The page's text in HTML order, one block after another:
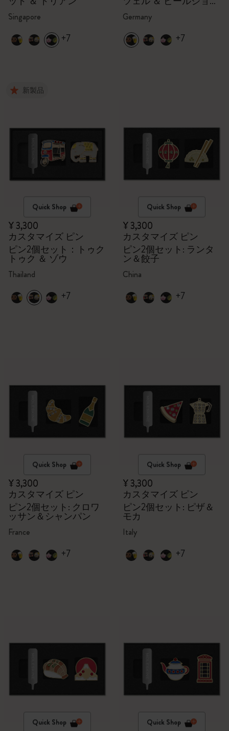
Singapore
+7
キ
Germany
+7
新製品
Quick Shop
¥ 3,300
カスタマイズ ピン
ピン2個セット：トゥク
トゥク ＆ ゾウ
Thailand
+7
Quick Shop
¥ 3,300
カスタマイズ ピン
ピン2個セット: ランタ
ン＆餃子
China
+7
Quick Shop
¥ 3,300
カスタマイズ ピン
ピン2個セット: クロワ
ッサン＆シャンパン
France
+7
Quick Shop
¥ 3,300
カスタマイズ ピン
ピン2個セット: ピザ＆
モカ
Italy
+7
Quick Shop Quick Shop